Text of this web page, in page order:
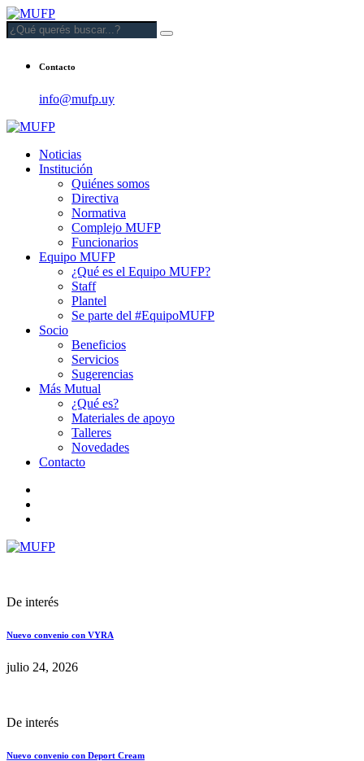
Contacto
info@mufp.uy
Noticias
Institución
Quiénes somos
Directiva
Normativa
Complejo MUFP
Funcionarios
Equipo MUFP
¿Qué es el Equipo MUFP?
Staff
Plantel
Se parte del #EquipoMUFP
Socio
Beneficios
Servicios
Sugerencias
Más Mutual
¿Qué es?
Materiales de apoyo
Talleres
Novedades
Contacto
De interés
Nuevo convenio con VYRA
julio 24, 2026
De interés
Nuevo convenio con Deport Cream